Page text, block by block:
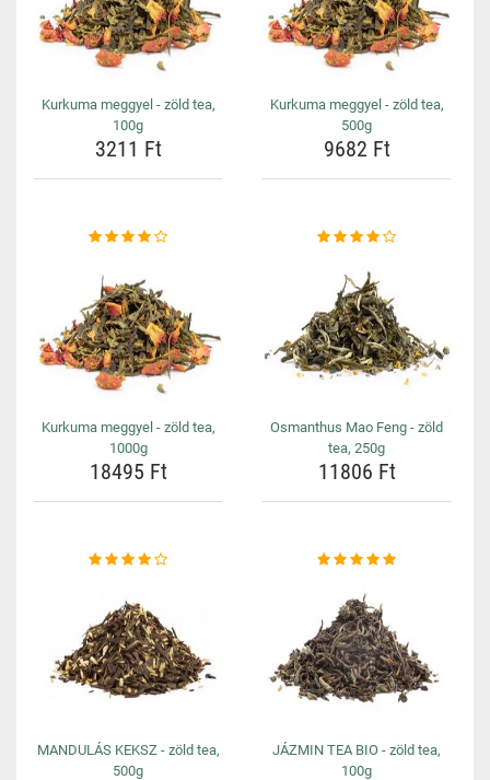
Kurkuma meggyel - zöld tea,
100g
3211 Ft
Kurkuma meggyel - zöld tea,
500g
9682 Ft
Kurkuma meggyel - zöld tea,
1000g
18495 Ft
Osmanthus Mao Feng - zöld
tea, 250g
11806 Ft
MANDULÁS KEKSZ - zöld tea,
500g
JÁZMIN TEA BIO - zöld tea,
100g